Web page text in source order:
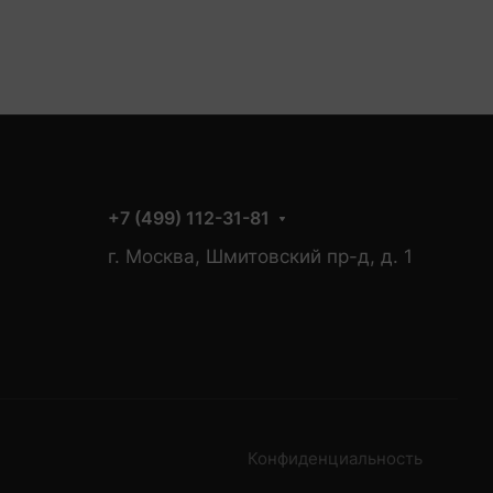
+7 (499) 112-31-81
г. Москва, Шмитовский пр-д, д. 1
Конфиденциальность